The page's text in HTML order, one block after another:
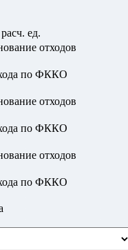
ед.
отходов
по ФККО
отходов
по ФККО
отходов
по ФККО